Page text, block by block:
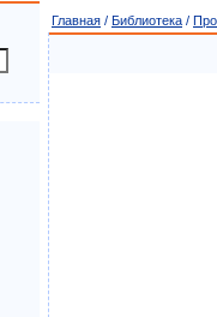
Главная / Библиотека /